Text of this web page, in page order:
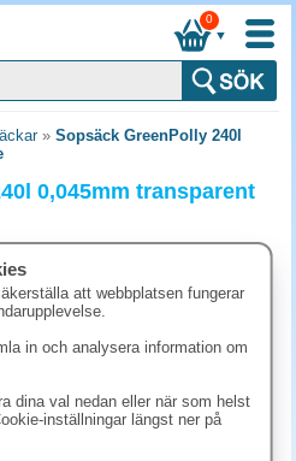
▼
0
» Sopsäck GreenPolly 240l
0,045mm transparent
att webbplatsen fungerar
in och analysera information om
dina val nedan eller när som helst
inställningar längst ner på